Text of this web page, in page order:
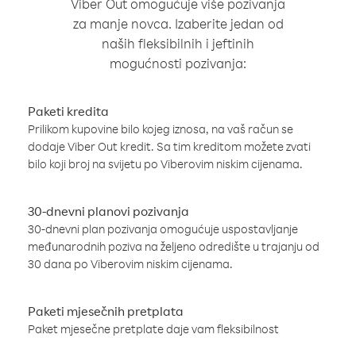
Viber Out omogućuje više pozivanja
za manje novca. Izaberite jedan od
naših fleksibilnih i jeftinih
mogućnosti pozivanja:
Paketi kredita
Prilikom kupovine bilo kojeg iznosa, na vaš račun se
dodaje Viber Out kredit. Sa tim kreditom možete zvati
bilo koji broj na svijetu po Viberovim niskim cijenama.
30-dnevni planovi pozivanja
30-dnevni plan pozivanja omogućuje uspostavljanje
međunarodnih poziva na željeno odredište u trajanju od
30 dana po Viberovim niskim cijenama.
Paketi mjesečnih pretplata
Paket mjesečne pretplate daje vam fleksibilnost